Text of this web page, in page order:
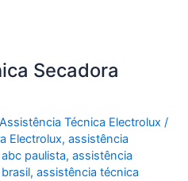
Secadora
Assistência Técnica Electrolux/
Electrolux,assistência
paulista,assistência
,assistência técnica